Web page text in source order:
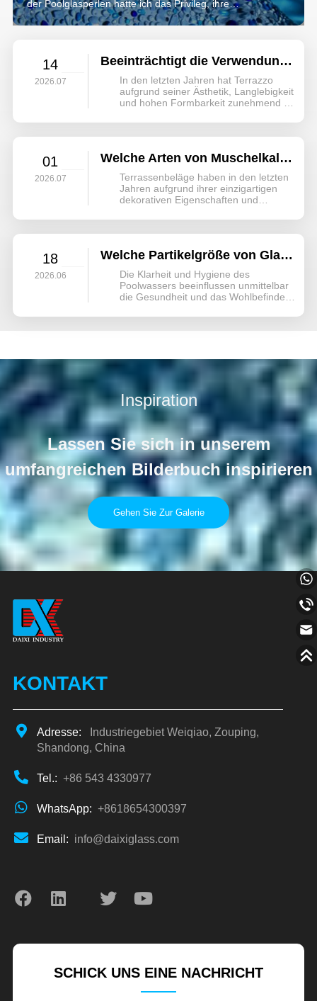
der Poolglasperlen hatte ich das Privileg, ihre
transformative Kraft aus erster Hand mitzuerleben. Jede
14
2026.07
Beeinträchtigt die Verwendung von Muschelschalengranulat die Festigkeit von Terrazzoböden?
In den letzten Jahren hat Terrazzo
aufgrund seiner Ästhetik, Langlebigkeit
und hohen Formbarkeit zunehmend an
Muschelkalkgranulat, ein dekoratives
Zuschlagmaterial mit natürlichem
Verwendung in verschiedenen
01
2026.07
Welche Arten von Muschelkalk-Zuschlagstoffen werden üblicherweise in Terrazzo verwendet?
Terrassenbeläge haben in den letzten
Jahren aufgrund ihrer einzigartigen
dekorativen Eigenschaften und
wieder an Bedeutung gewonnen. Zu
ihnen gehört insbesondere
Glanz, seiner weichen Textur und
Gestaltungswirkung.
18
2026.06
Welche Partikelgröße von Glasfilterperlen eignet sich am besten für Schwimmbecken?
Die Klarheit und Hygiene des
Poolwassers beeinflussen unmittelbar
die Gesundheit und das Wohlbefinden
Filtermaterials aus Glasperlen – einem
kostengünstiger ist….
Inspiration
Lassen Sie sich in unserem
umfangreichen Bilderbuch inspirieren
Gehen Sie Zur Galerie
KONTAKT
Adresse:
Industriegebiet Weiqiao, Zouping,
Shandong, China
Tel.: +86 543 4330977
WhatsApp: +8618654300397
Email: info@daixiglass.com
SCHICK UNS EINE NACHRICHT